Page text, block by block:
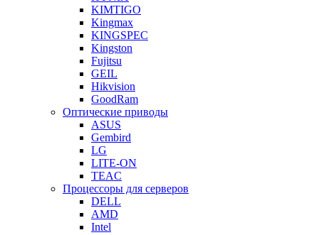
KIMTIGO
Kingmax
KINGSPEC
Kingston
Fujitsu
GEIL
Hikvision
GoodRam
Оптические приводы
ASUS
Gembird
LG
LITE-ON
TEAC
Процессоры для серверов
DELL
AMD
Intel